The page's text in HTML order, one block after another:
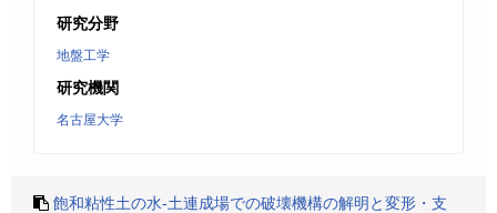
研究分野
地盤工学
研究機関
名古屋大学
飽和粘性土の水-土連成場での破壊機構の解明と変形・支